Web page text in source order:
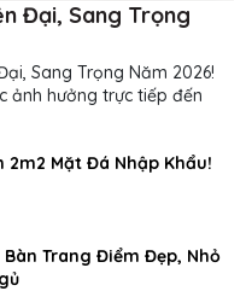
Đại, Sang Trọng
Sang Trọng Năm 2026!
ảnh hưởng trực tiếp đến
2m2 Mặt Đá Nhập Khẩu!
Bàn Trang Điểm Đẹp, Nhỏ